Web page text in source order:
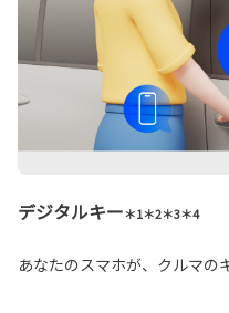
デジタルキー＊1＊2＊3＊4
あなたのスマホが、クルマの